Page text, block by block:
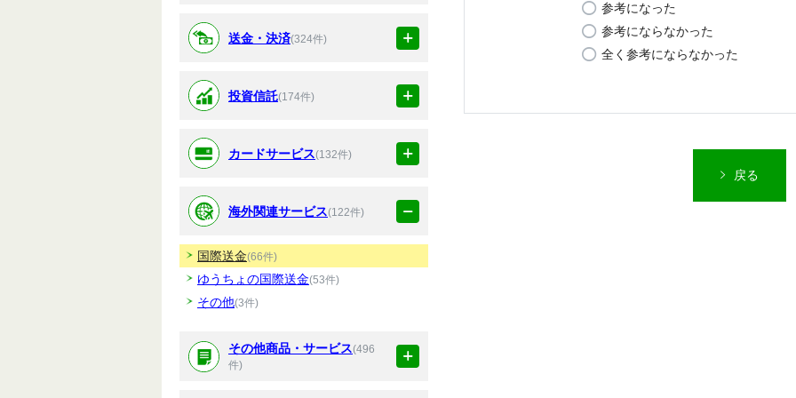
送金・決済(324件)
投資信託(174件)
カードサービス(132件)
海外関連サービス(122件)
国際送金(66件)
ゆうちょの国際送金(53件)
その他(3件)
その他商品・サービス(496
件)
参考になった
参考にならなかった
全く参考にならなかった
戻る